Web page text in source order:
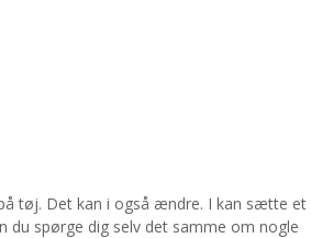
tøj. Det kan i også ændre. I kan sætte et
du spørge dig selv det samme om nogle